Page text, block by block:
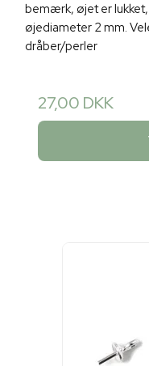
bemærk, øjet er
øjediameter 2 mm.
dråber/perler
27,00 DKK